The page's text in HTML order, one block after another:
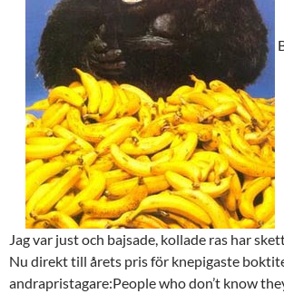
Jag var just och bajsade, kollade ras har
Nu direkt till årets pris för knepigaste
andrapristagare:People who don’t know